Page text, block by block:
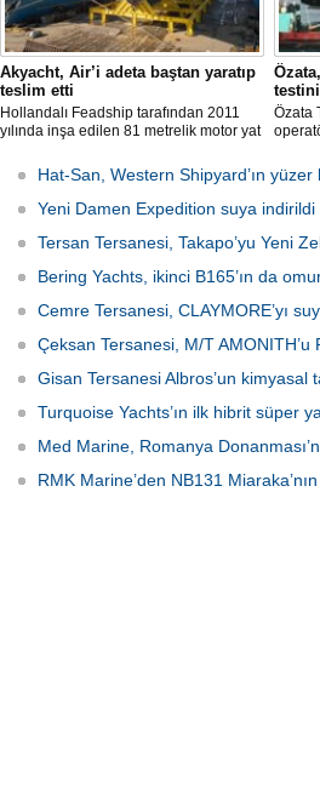
Akyacht, Air’i adeta baştan yaratıp
teslim etti
Hollandalı Feadship tarafından 2011
yılında inşa edilen 81 metrelik motor yat
tersanesindeki büyük refit (yenileme)
sürecini başarıyla sonlandırdı.
Özata
Hat-San, Western Shipyard’ın
Yeni Damen Expedition suya indirildi
Tersan Tersanesi, Takapo’yu Yeni
Bering Yachts, ikinci B165’ın da
Cemre Tersanesi, CLAYMORE’yı
Çeksan Tersanesi, M/T AMONITH’u
Gisan Tersanesi Albros’un kimyasal
Turquoise Yachts’ın ilk hibrit süper
Med Marine, Romanya
RMK Marine’den NB131